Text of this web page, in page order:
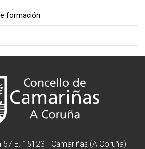
formación
57 E. 15123 - Camariñas (A Coruña)